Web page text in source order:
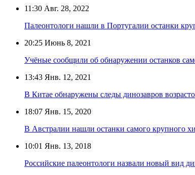
11:30 Авг. 28, 2022
Палеонтологи нашли в Португалии останки
20:25 Июнь 8, 2021
Учёные сообщили об обнаружении останков
13:43 Янв. 12, 2021
В Китае обнаружены следы динозавров
18:07 Янв. 15, 2020
В Австралии нашли останки самого крупного
10:01 Янв. 13, 2018
Российские палеонтологи назвали новый вид